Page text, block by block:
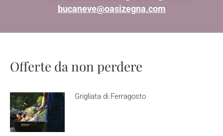
bucaneve@oasizegna.com
Offerte da non perdere
Grigliata di Ferragosto